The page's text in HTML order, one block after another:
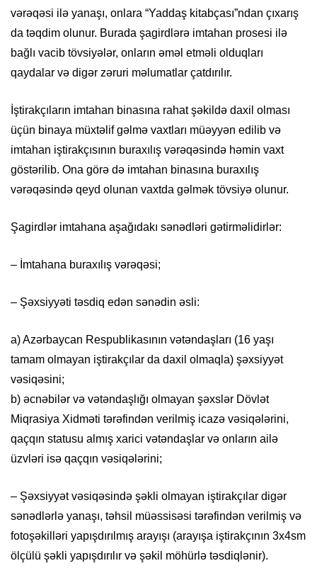
vərəqəsi ilə yanaşı, onlara “Yaddaş kitabçası”ndan çıxarış
da təqdim olunur. Burada şagirdlərə imtahan prosesi ilə
bağlı vacib tövsiyələr, onların əməl etməli olduqları
qaydalar və digər zəruri məlumatlar çatdırılır.
İştirakçıların imtahan binasına rahat şəkildə daxil olması
üçün binaya müxtəlif gəlmə vaxtları müəyyən edilib və
imtahan iştirakçısının buraxılış vərəqəsində həmin vaxt
göstərilib. Ona görə də imtahan binasına buraxılış
vərəqəsində qeyd olunan vaxtda gəlmək tövsiyə olunur.
Şagirdlər imtahana aşağıdakı sənədləri gətirməlidirlər:
– İmtahana buraxılış vərəqəsi;
– Şəxsiyyəti təsdiq edən sənədin əsli:
a) Azərbaycan Respublikasının vətəndaşları (16 yaşı
tamam olmayan iştirakçılar da daxil olmaqla) şəxsiyyət
vəsiqəsini;
b) əcnəbilər və vətəndaşlığı olmayan şəxslər Dövlət
Miqrasiya Xidməti tərəfindən verilmiş icazə vəsiqələrini,
qaçqın statusu almış xarici vətəndaşlar və onların ailə
üzvləri isə qaçqın vəsiqələrini;
– Şəxsiyyət vəsiqəsində şəkli olmayan iştirakçılar digər
sənədlərlə yanaşı, təhsil müəssisəsi tərəfindən verilmiş və
fotoşəkilləri yapışdırılmış arayışı (arayışa iştirakçının 3x4sm
ölçülü şəkli yapışdırılır və şəkil möhürlə təsdiqlənir).